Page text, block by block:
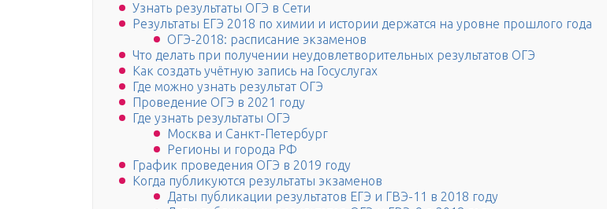
Узнать результаты ОГЭ в Сети
Результаты ЕГЭ 2018 по химии и истории держатся на уровне прошлого года
ОГЭ-2018: расписание экзаменов
Что делать при получении неудовлетворительных результатов ОГЭ
Как создать учётную запись на Госуслугах
Где можно узнать результат ОГЭ
Проведение ОГЭ в 2021 году
Где узнать результаты ОГЭ
Москва и Санкт-Петербург
Регионы и города РФ
График проведения ОГЭ в 2019 году
Когда публикуются результаты экзаменов
Даты публикации результатов ЕГЭ и ГВЭ-11 в 2018 году